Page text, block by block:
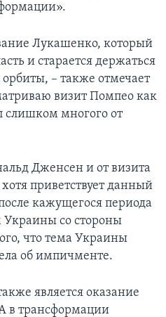
Лукашенко, который
и старается держаться
– также отмечает
визит Помпео как
многого от
Дженсен и от визита
приветствует данный
кажущегося периода
Украины со стороны
что тема Украины
об импичменте.
является оказание
в трансформации